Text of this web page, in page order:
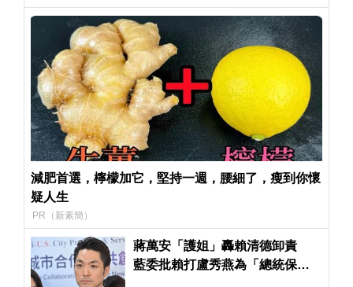
減肥首選，檸檬加它，堅持一週，腰細了，瘦到你懷
疑人生
PR（新素簡）
蔣萬安「護姐」轟賴清德卸責
藍委批賴打盧秀燕為「總統保位